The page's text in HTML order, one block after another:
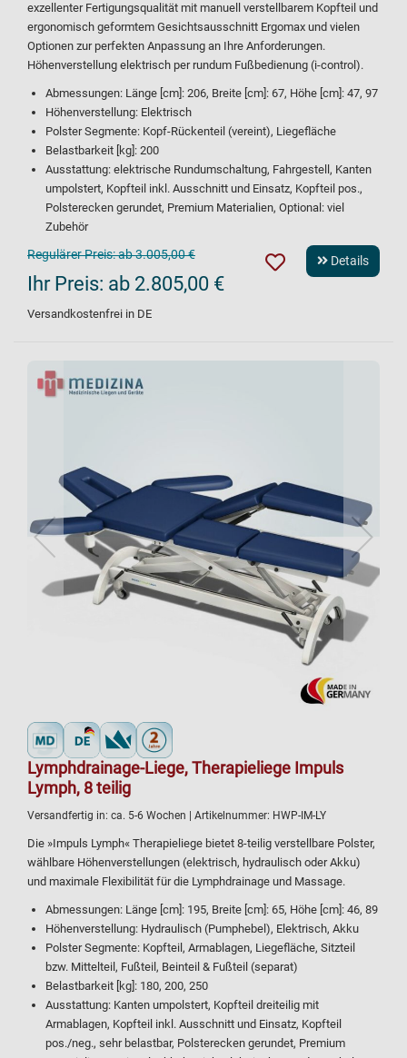
exzellenter Fertigungsqualität mit manuell verstellbarem Kopfteil und
ergonomisch geformtem Gesichtsausschnitt Ergomax und vielen
Optionen zur perfekten Anpassung an Ihre Anforderungen.
Höhenverstellung elektrisch per rundum Fußbedienung (i-control).
Abmessungen: Länge [cm]: 206, Breite [cm]: 67, Höhe [cm]: 47, 97
Höhenverstellung: Elektrisch
Polster Segmente: Kopf-Rückenteil (vereint), Liegefläche
Belastbarkeit [kg]: 200
Ausstattung: elektrische Rundumschaltung, Fahrgestell, Kanten
umpolstert, Kopfteil inkl. Ausschnitt und Einsatz, Kopfteil pos.,
Polsterecken gerundet, Premium Materialien, Optional: viel
Zubehör
Regulärer Preis:ab 3.005,00 €
Ihr Preis: ab 2.805,00 €
Versandkostenfrei in DE
Details
Lymphdrainage-Liege, Therapieliege Impuls
Lymph, 8 teilig
Versandfertig in: ca. 5-6 Wochen | Artikelnummer: HWP-IM-LY
Die »Impuls Lymph« Therapieliege bietet 8-teilig verstellbare Polster,
wählbare Höhenverstellungen (elektrisch, hydraulisch oder Akku)
und maximale Flexibilität für die Lymphdrainage und Massage.
Abmessungen: Länge [cm]: 195, Breite [cm]: 65, Höhe [cm]: 46, 89
Höhenverstellung: Hydraulisch (Pumphebel), Elektrisch, Akku
Polster Segmente: Kopfteil, Armablagen, Liegefläche, Sitzteil
bzw. Mittelteil, Fußteil, Beinteil & Fußteil (separat)
Belastbarkeit [kg]: 180, 200, 250
Ausstattung: Kanten umpolstert, Kopfteil dreiteilig mit
Armablagen, Kopfteil inkl. Ausschnitt und Einsatz, Kopfteil
pos./neg., sehr belastbar, Polsterecken gerundet, Premium